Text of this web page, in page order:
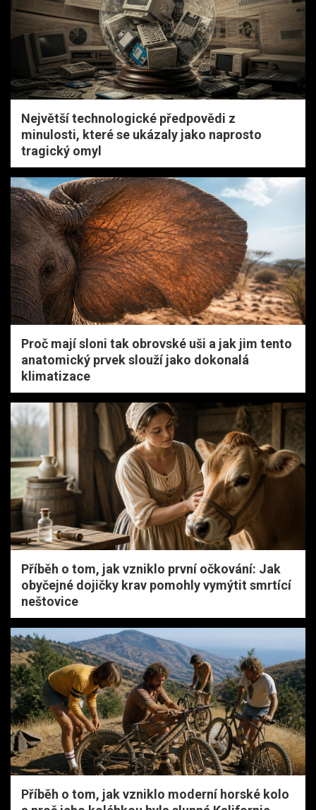
Největší technologické předpovědi z
minulosti, které se ukázaly jako naprosto
tragický omyl
Proč mají sloni tak obrovské uši a jak jim tento
anatomický prvek slouží jako dokonalá
klimatizace
Příběh o tom, jak vzniklo první očkování: Jak
obyčejné dojičky krav pomohly vymýtit smrtící
neštovice
Příběh o tom, jak vzniklo moderní horské kolo